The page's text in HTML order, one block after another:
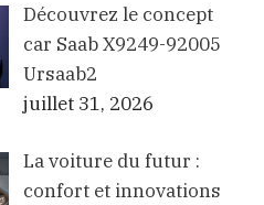
Découvrez le concept
car Saab X9249-92005
Ursaab2
juillet 31, 2026
La voiture du futur :
confort et innovations